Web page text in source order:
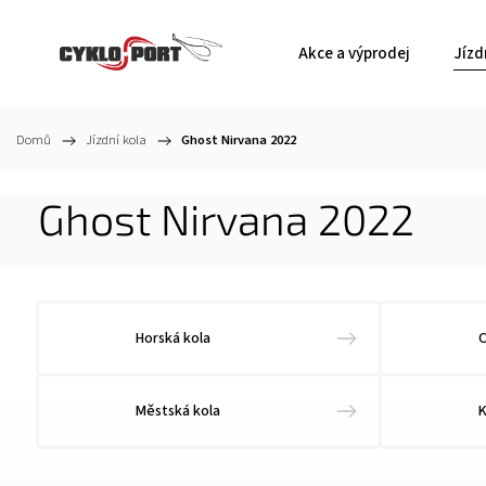
Akce a výprodej
Domů / Jízdní kola / Ghost Nirvana 2022
Ghost Nirvana 2022
Horská kola
Městská kola